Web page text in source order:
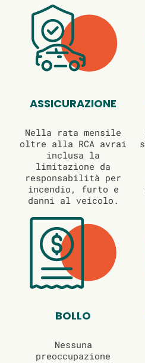
ASSICURAZIONE
Nella rata mensile
oltre alla RCA avrai
inclusa la
limitazione da
responsabilità per
incendio, furto e
danni al veicolo.
BOLLO
Nessuna
preoccupazione